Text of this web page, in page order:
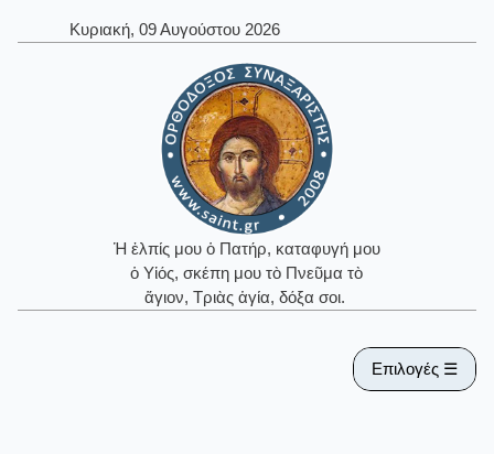
Κυριακή, 09 Αυγούστου 2026
Ἡ ἐλπίς μου ὁ Πατήρ, καταφυγή μου
ὁ Υἱός, σκέπη μου τὸ Πνεῦμα τὸ
ἅγιον, Τριὰς ἁγία, δόξα σοι.
Επιλογές ☰